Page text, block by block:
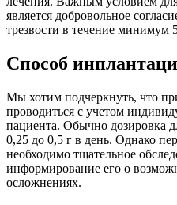
является добровольное
трезвости в течение минимум
Способ
Мы хотим подчеркнуть, что
проводиться с учетом
пациента. Обычно дозировка
0,25 до 0,5 г в день. Однако
необходимо тщательное
информирование его о
осложнениях.